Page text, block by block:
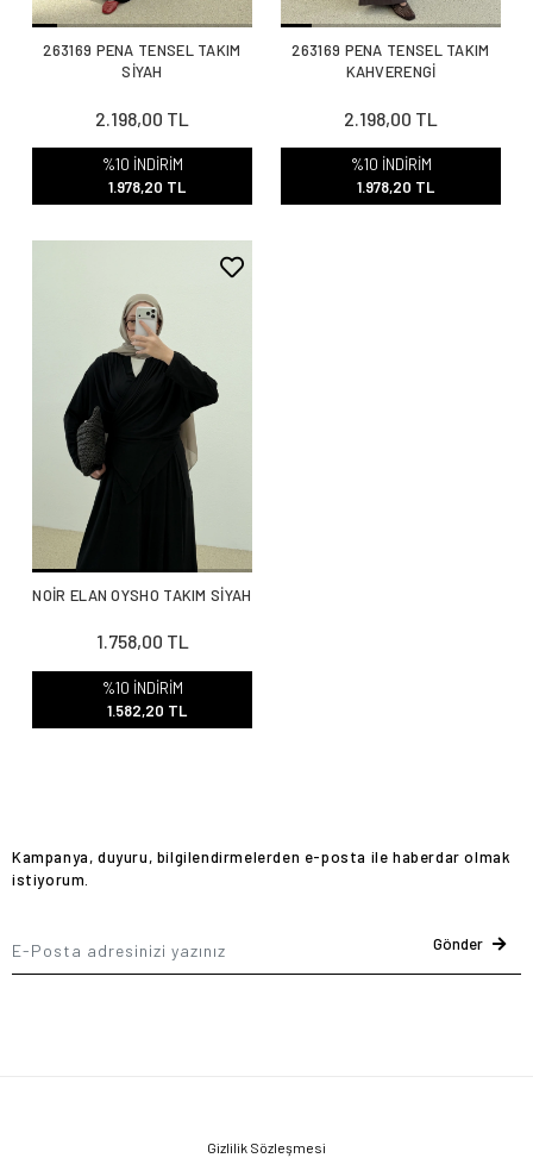
263169 PENA TENSEL TAKIM
SİYAH
2.198,00 TL
%10 İNDİRİM
1.978,20 TL
263169 PENA TENSEL TAKIM
KAHVERENGİ
2.198,00 TL
%10 İNDİRİM
1.978,20 TL
NOİR ELAN OYSHO TAKIM SİYAH
1.758,00 TL
%10 İNDİRİM
1.582,20 TL
Kampanya, duyuru, bilgilendirmelerden e-posta ile haberdar olmak
istiyorum.
Gönder
Gizlilik Sözleşmesi